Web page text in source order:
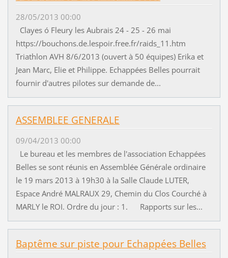
28/05/2013 00:00
Clayes ó Fleury les Aubrais 24 - 25 - 26 mai
https://bouchons.de.lespoir.free.fr/raids_11.htm
Triathlon AVH 8/6/2013 (ouvert à 50 équipes) Erika et
Jean Marc, Elie et Philippe. Echappées Belles pourrait
fournir d'autres pilotes sur demande de...
ASSEMBLEE GENERALE
09/04/2013 00:00
Le bureau et les membres de l'association Echappées
Belles se sont réunis en Assemblée Générale ordinaire
le 19 mars 2013 à 19h30 à la Salle Claude LUTER,
Espace André MALRAUX 29, Chemin du Clos Courché à
MARLY le ROI. Ordre du jour : 1. Rapports sur les...
Baptême sur piste pour Echappées Belles